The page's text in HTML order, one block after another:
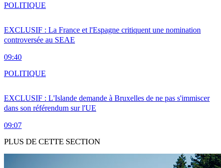
EXCLUSIF : La France et l'Espagne critiquent une nomination
controversée au SEAE
09:40
POLITIQUE
EXCLUSIF : L'Islande demande à Bruxelles de ne pas s'immiscer
dans son référendum sur l'UE
09:07
POLITIQUE
PLUS DE CETTE SECTION